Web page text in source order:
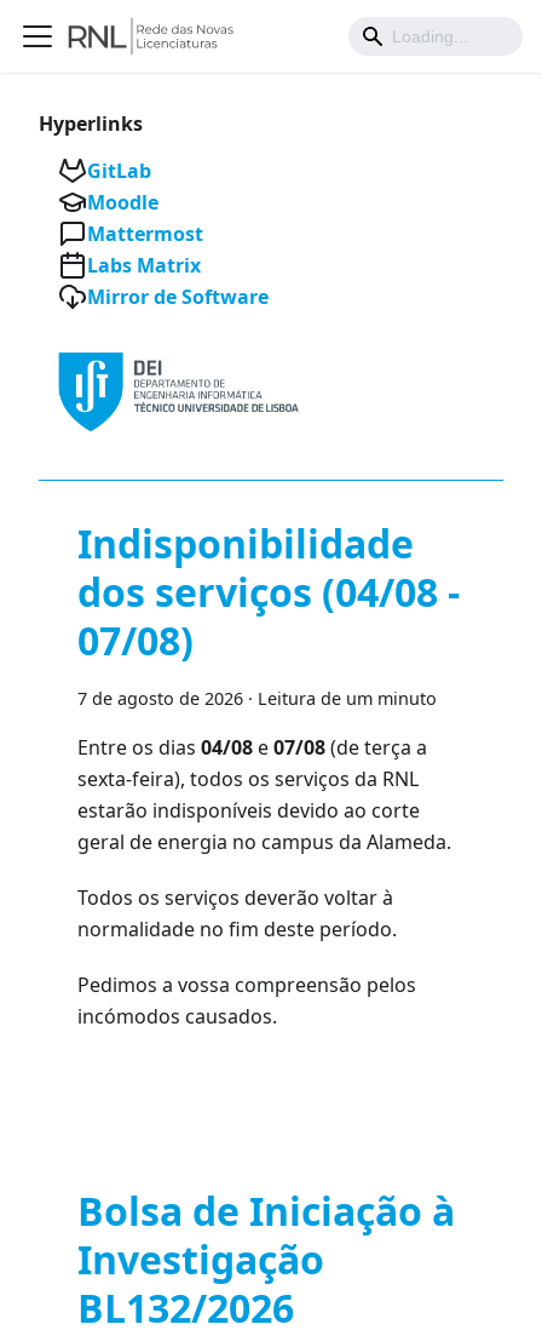
Hyperlinks
GitLab
Moodle
Mattermost
Labs Matrix
Mirror de Software
Indisponibilidade
dos serviços (04/08 -
07/08)
7 de agosto de 2026 · Leitura de um minuto
Entre os dias 04/08e07/08(de terça a
sexta-feira), todos os serviços da RNL
estarão indisponíveis devido ao corte
geral de energia no campus da Alameda.
Todos os serviços deverão voltar à
normalidade no fim deste período.
Pedimos a vossa compreensão pelos
incómodos causados.
Bolsa de Iniciação à
Investigação
BL132/2026